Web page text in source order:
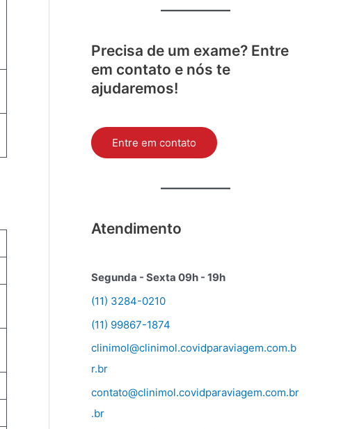
Precisa de um exame? Entre
em contato e nós te
ajudaremos!
Entre em contato
Atendimento
Segunda - Sexta 09h - 19h
(11) 3284-0210
(11) 99867-1874
clinimol@clinimol.covidparaviagem.com.b
r.br
contato@clinimol.covidparaviagem.com.br
.br